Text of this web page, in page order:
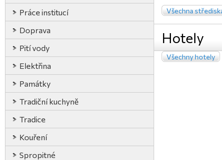
Práce institucí
Doprava
Pití vody
Elektřina
Památky
Tradiční kuchyně
Tradice
Kouření
Spropitné
Všechna
Hotely
Všechny hotely